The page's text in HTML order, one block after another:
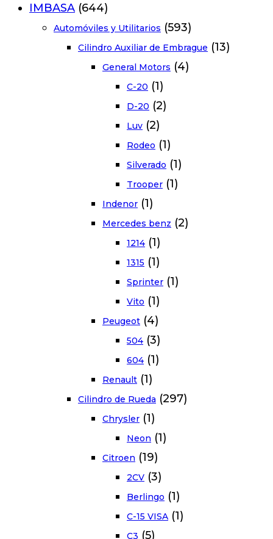
IMBASA (644)
Automóviles y Utilitarios (593)
Cilindro Auxiliar de Embrague (13)
General Motors (4)
C-20 (1)
D-20 (2)
Luv (2)
Rodeo (1)
Silverado (1)
Trooper (1)
Indenor (1)
Mercedes benz (2)
1214 (1)
1315 (1)
Sprinter (1)
Vito (1)
Peugeot (4)
504 (3)
604 (1)
Renault (1)
Cilindro de Rueda (297)
Chrysler (1)
Neon (1)
Citroen (19)
2CV (3)
Berlingo (1)
C-15 VISA (1)
C3 (5)